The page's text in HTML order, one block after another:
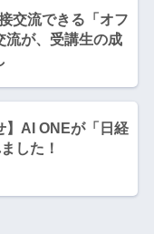
交流できる「オフ
流が、受講生の成
】AI ONEが「日経
した！